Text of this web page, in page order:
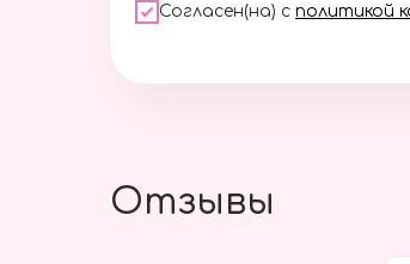
Согласен(на) с политикой
Отзывы